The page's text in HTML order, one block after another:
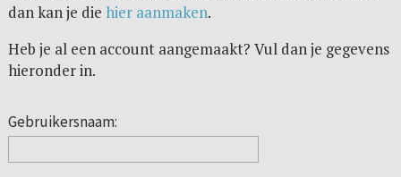
dan kan je die hier aanmaken.
Heb je al een account aangemaakt? Vul dan je gegevens
hieronder in.
Gebruikersnaam: